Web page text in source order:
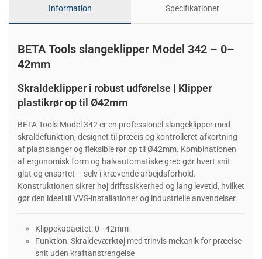
Information Specifikationer
BETA Tools slangeklipper Model 342 – 0–
42mm
Skraldeklipper i robust udførelse | Klipper
plastikrør op til Ø42mm
BETA Tools Model 342 er en professionel slangeklipper med
skraldefunktion, designet til præcis og kontrolleret afkortning
af plastslanger og fleksible rør op til Ø42mm. Kombinationen
af ergonomisk form og halvautomatiske greb gør hvert snit
glat og ensartet – selv i krævende arbejdsforhold.
Konstruktionen sikrer høj driftssikkerhed og lang levetid, hvilket
gør den ideel til VVS-installationer og industrielle anvendelser.
Klippekapacitet: 0 - 42mm
Funktion: Skraldeværktøj med trinvis mekanik for præcise
snit uden kraftanstrengelse